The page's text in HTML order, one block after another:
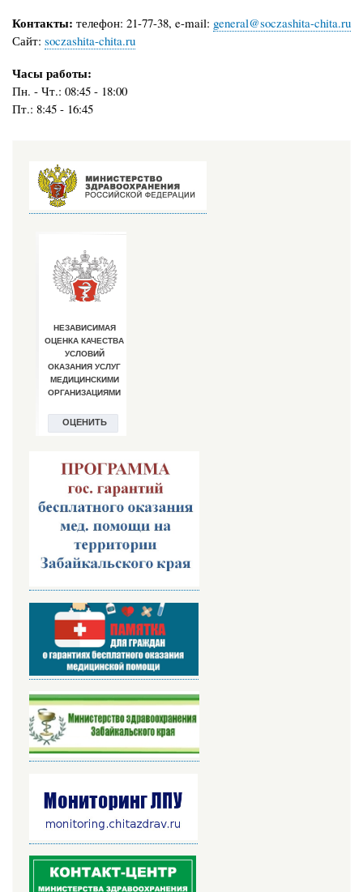
Контакты: телефон: 21-77-38, e-mail: general@soczashita-chita.ru
Сайт: soczashita-chita.ru
Часы работы:
Пн. - Чт.: 08:45 - 18:00
Пт.: 8:45 - 16:45